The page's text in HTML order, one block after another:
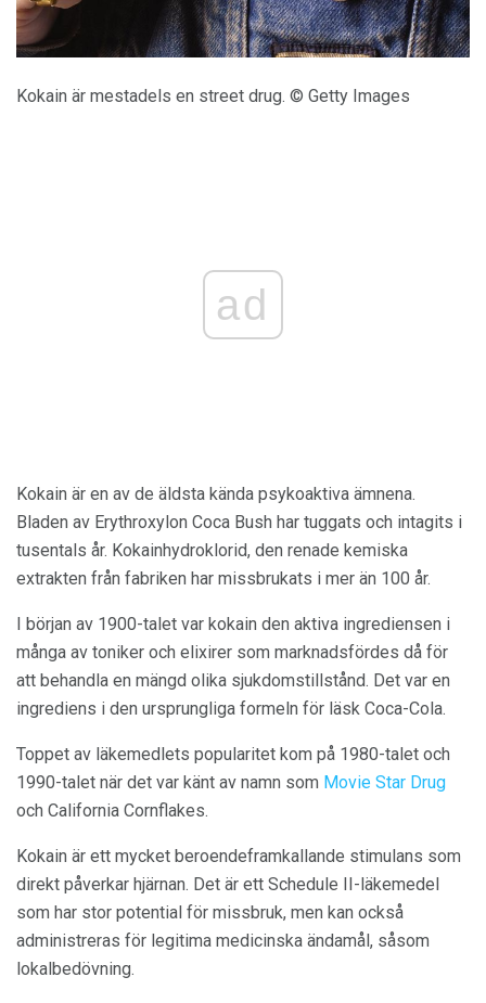
Kokain är mestadels en street drug. © Getty Images
ad
Kokain är en av de äldsta kända psykoaktiva ämnena.
Bladen av Erythroxylon Coca Bush har tuggats och intagits i
tusentals år. Kokainhydroklorid, den renade kemiska
extrakten från fabriken har missbrukats i mer än 100 år.
I början av 1900-talet var kokain den aktiva ingrediensen i
många av toniker och elixirer som marknadsfördes då för
att behandla en mängd olika sjukdomstillstånd. Det var en
ingrediens i den ursprungliga formeln för läsk Coca-Cola.
Toppet av läkemedlets popularitet kom på 1980-talet och
1990-talet när det var känt av namn som Movie Star Drug
och California Cornflakes.
Kokain är ett mycket beroendeframkallande stimulans som
direkt påverkar hjärnan. Det är ett Schedule II-läkemedel
som har stor potential för missbruk, men kan också
administreras för legitima medicinska ändamål, såsom
lokalbedövning.